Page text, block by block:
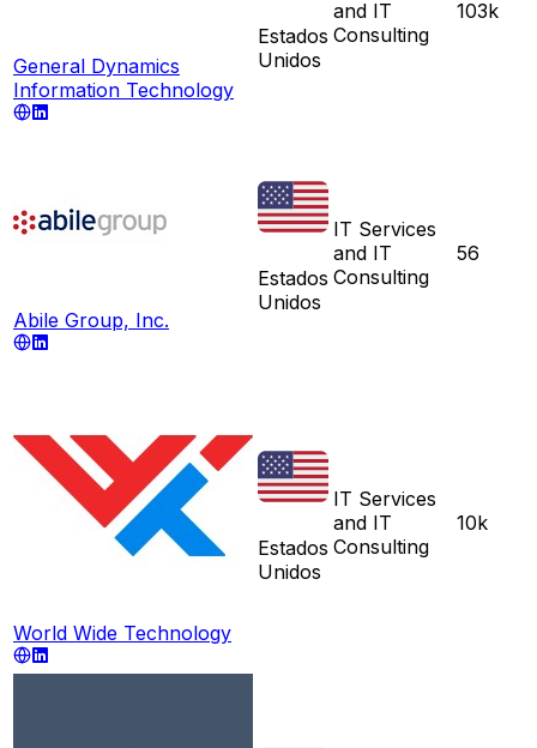
General Dynamics
Information Technology
Estados
Unidos
and IT
Consulting
103k
Abile Group, Inc.
Estados
Unidos
IT Services
and IT
Consulting
56
World Wide Technology
Estados
Unidos
IT Services
and IT
Consulting
10k